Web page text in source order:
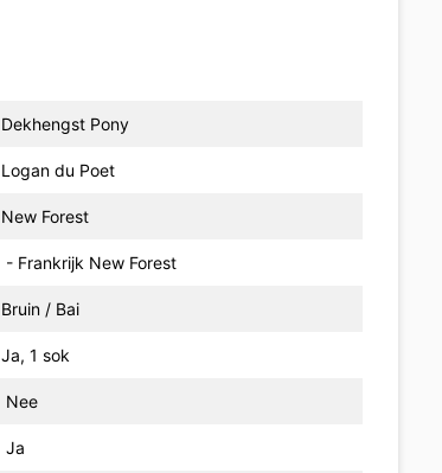
Dekhengst Pony
Logan du Poet
New Forest
- Frankrijk New Forest
Bruin / Bai
Ja, 1 sok
Nee
Ja